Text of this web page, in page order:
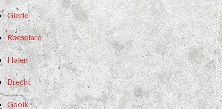
Gierle
Roeselare
Halen
Brecht
Gooik